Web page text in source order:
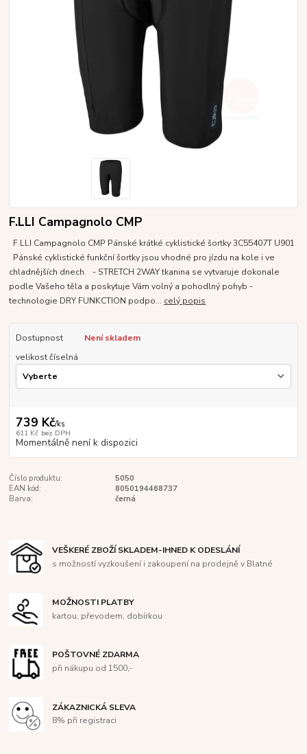
F.LLI Campagnolo CMP
F.LLI Campagnolo CMP Pánské krátké cyklistické šortky 3C55407T U901
Pánské cyklistické funkční šortky jsou vhodné pro jízdu na kole i ve
chladnějších dnech. - STRETCH 2WAY tkanina se vytvaruje dokonale
podle Vašeho těla a poskytuje Vám volný a pohodlný pohyb -
technologie DRY FUNKCTION podpo... celý popis
Dostupnost
Není skladem
velikost číselná
739 Kč/ks
611 Kč bez DPH
Momentálně není k dispozici
Číslo produktu:
5050
EAN kód:
8050194468737
Barva:
černá
VEŠKERÉ ZBOŽÍ SKLADEM-IHNED K ODESLÁNÍ
s možností vyzkoušení i zakoupení na prodejně v Blatné
MOŽNOSTI PLATBY
kartou, převodem, dobírkou
POŠTOVNÉ ZDARMA
při nákupu od 1500,-
ZÁKAZNICKÁ SLEVA
8% při registraci